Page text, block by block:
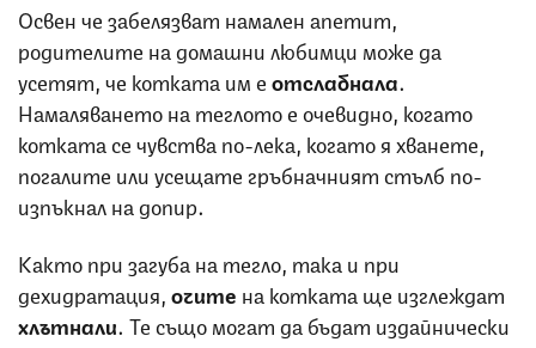
Освен че забелязват намален апетит,
родителите на домашни любимци може да
усетят, че котката им еотслабнала.
Намаляването на теглото е очевидно, когато
котката се чувства по-лека, когато я хванете,
погалите или усещате гръбначният стълб по-
изпъкнал на допир.
Както при загуба на тегло, така и при
дехидратация, очите на котката ще изглеждат
хлътнали. Те също могат да бъдат издайнически